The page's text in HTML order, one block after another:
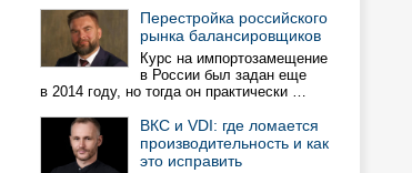
Перестройка российского
рынка балансировщиков
Курс на импортозамещение
в России был задан еще
в 2014 году, но тогда он практически …
ВКС и VDI: где ломается
производительность и как
это исправить